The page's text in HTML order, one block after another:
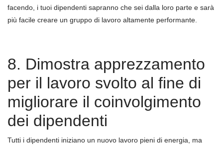
facendo, i tuoi dipendenti sapranno che sei dalla loro parte e sarà
più facile creare un gruppo di lavoro altamente performante.
8. Dimostra apprezzamento
per il lavoro svolto al fine di
migliorare il coinvolgimento
dei dipendenti
Tutti i dipendenti iniziano un nuovo lavoro pieni di energia, ma